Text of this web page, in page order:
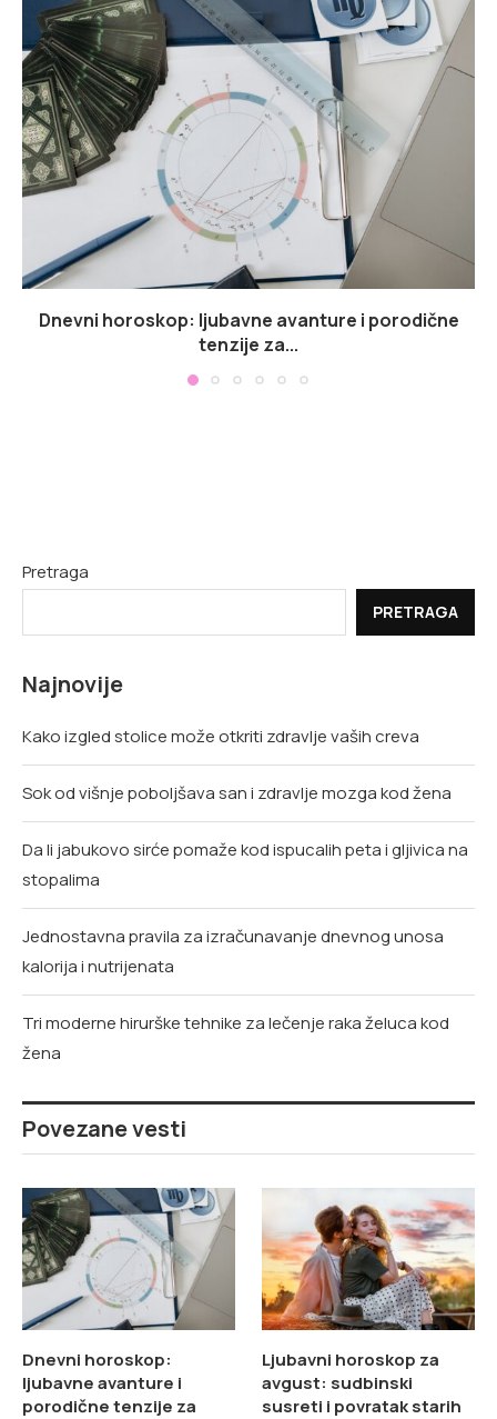
Dnevni horoskop: ljubavne avanture i porodične
tenzije za...
Pretraga
PRETRAGA
Najnovije
Kako izgled stolice može otkriti zdravlje vaših creva
Sok od višnje poboljšava san i zdravlje mozga kod žena
Da li jabukovo sirće pomaže kod ispucalih peta i gljivica na
stopalima
Jednostavna pravila za izračunavanje dnevnog unosa
kalorija i nutrijenata
Tri moderne hirurške tehnike za lečenje raka želuca kod
žena
Povezane vesti
Dnevni horoskop:
ljubavne avanture i
porodične tenzije za
Ljubavni horoskop za
avgust: sudbinski
susreti i povratak starih